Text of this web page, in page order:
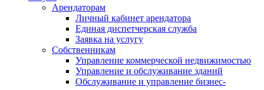
Арендаторам
Личный кабинет арендатора
Единая диспетчерская служба
Заявка на услугу
Собственникам
Управление коммерческой недвижимостью
Управление и обслуживание зданий
Обслуживание и управление бизнес-